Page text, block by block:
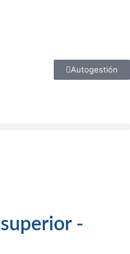
Autogestión
-